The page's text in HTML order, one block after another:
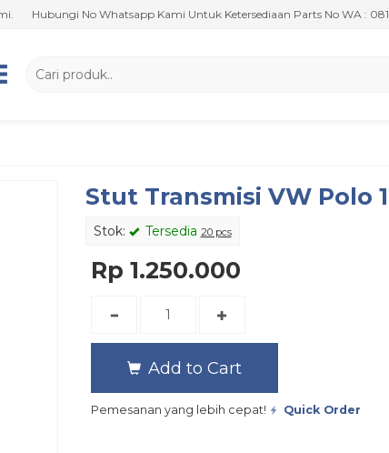
Hubungi No Whatsapp Kami Untuk Ketersediaan Parts No WA :
Stut Transmisi VW Polo
Stok: Tersedia 20 pcs
Rp 1.250.000
Add to Cart
Pemesanan yang lebih cepat! Quick Order